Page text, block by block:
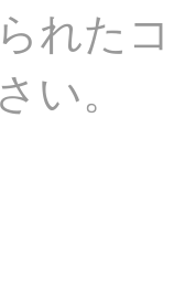
れた
い。